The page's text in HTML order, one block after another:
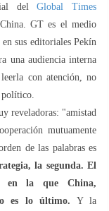
delGlobal Times
GT es el medio
sus editoriales Pekín
una audiencia interna
con atención, no
reveladoras: "amistad
mutuamente
de las palabras es
la segunda. El
en la que China,
es lo último. Y la